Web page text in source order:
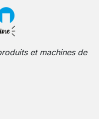
et machines de